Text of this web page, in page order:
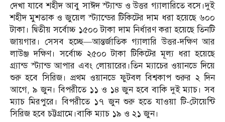
দেখা যাবে শহীদ আবু সাঈদ স্ট্যান্ড ও উত্তর গ্যালারিতে বসে।দুই
শহীদ মুশতাক ও জুয়েল স্ট্যান্ডের টিকিটের দাম ধরা হয়েছে ৬০০
টাকা। দ্বিতীয় সর্বোচ্চ ১৫০০ টাকা দাম নির্ধারণ করা হয়েছে তিনটি
জায়গার। সেসব হচ্ছে—আন্তর্জাতিক গ্যালারি উত্তর-দক্ষিণ আর
লাউঞ্জ দক্ষিণ। সর্বোচ্চ ২৫০০ টাকা টিকিটের মূল্য ধরা হয়েছে
গ্র্যান্ড স্ট্যান্ড আপার এবং লোয়ারের।তিন ম্যাচের ওয়ানডে দিয়ে
শুরু হবে সিরিজ। প্রথম ওয়ানডে ফুটবল বিশ্বকাপ শুরুর ২ দিন
আগে, ৯ জুন। বিপরীতে ১১ ও ১৪ জুন হবে বাকি দুই ম্যাচ। সব
ম্যাচ মিরপুরে। বিপরীতে ১৭ জুন শুরু হতে যাওয়া টি-টোয়েন্টি
সিরিজ হবে চট্টগ্রামে।বাকি ম্যাচ ১৯ ও ২১ জুন।